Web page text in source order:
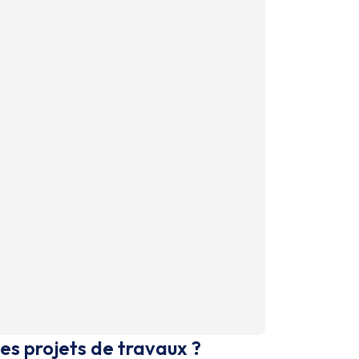
projets de travaux ?